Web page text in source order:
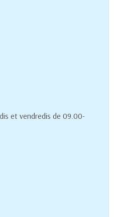
et vendredis de 09.00-